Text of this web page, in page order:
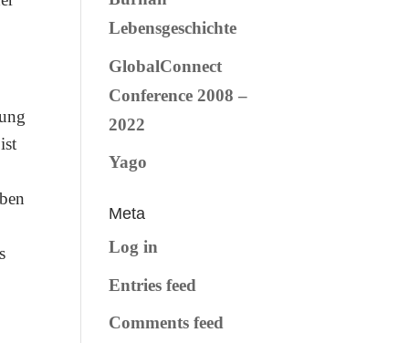
Lebensgeschichte
GlobalConnect
Conference 2008 –
2022
Yago
Meta
Log in
Entries feed
Comments feed